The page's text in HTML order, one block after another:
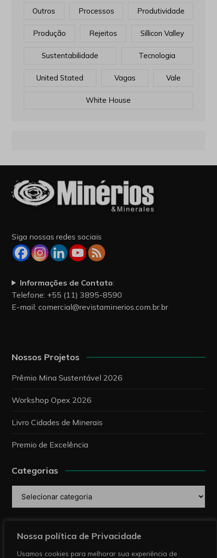
Nossa política de Privacidade
Usamos cookies para melhorar sua experiência de
Outros Processos Produtividade
Produção Rejeitos Sillicon Valley
Sustentabilidade Tecnologia
United Stated Vagas Vale
White House
Siga nossas redes sociais
Informações de Contato:
Telefone: +55 (11) 3895-8590
E-mail: comercial@revistaminerios.com.br.br
Nossos Projetos
Prêmio Mina Sustentável 2026
Workshop Opex 2026
Livro Cidades de Minerais
Premio de Excelência
Categorias